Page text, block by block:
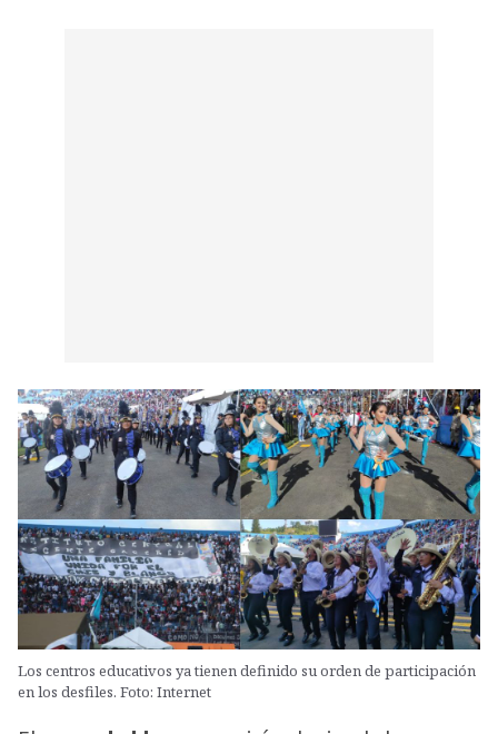
Los centros educativos ya tienen definido su orden de participación
en los desfiles. Foto: Internet